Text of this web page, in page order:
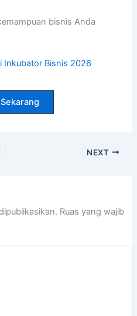
bisnis Anda
Inkubator Bisnis 2026
NEXT
Ruas yang wajib